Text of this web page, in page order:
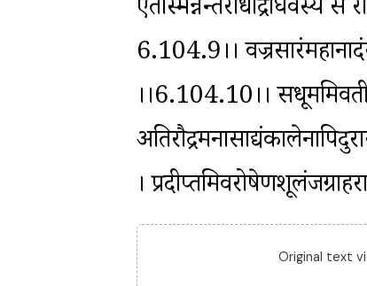
एतस्मिन्नन्तरेक्रोधाद्राघवस्य
6.104.9।।
।।6.104.10।।
।
Original text